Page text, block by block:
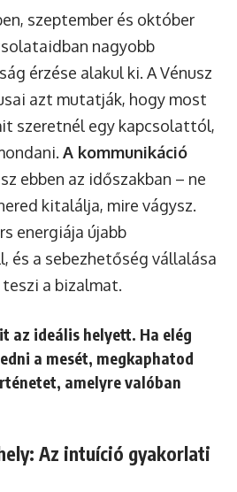
szeptember és október
nagyobb
érzése alakul ki. A Vénusz
azt mutatják, hogy most
szeretnél egy kapcsolattól,
A kommunikáció
ebben az időszakban – ne
kitalálja, mire vágysz.
energiája újabb
és a sebezhetőség vállalása
a bizalmat.
az ideális helyett. Ha elég
a mesét, megkaphatod
amelyre valóban
Az intuíció gyakorlati